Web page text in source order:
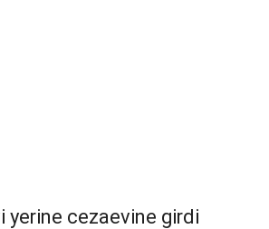
yerine cezaevine girdi